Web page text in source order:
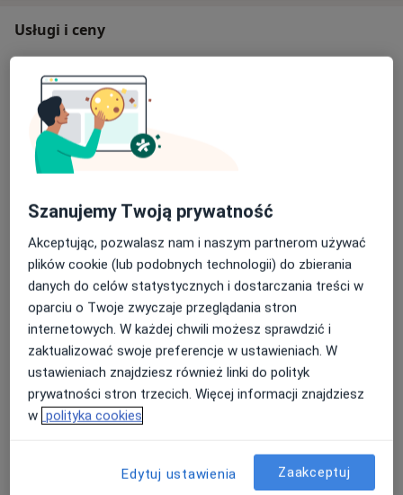
Usługi i ceny
Od 200 zł Szczegóły
Monitorowanie owulacji
200 zł Szczegóły
Założenie wkładki domacicznej miedzianej
Szczegóły
Założenie wkładki domacicznej IUB-Ballerine
1 000 zł Szczegóły
Wszczepienie implantu antykoncepcyjnego Implanton
NXT
1 500 zł Szczegóły
+ 27 usług
W jaki sposób ustalane są ceny?
Szanujemy Twoją prywatność
Akceptując, pozwalasz nam i naszym partnerom używać
plików cookie (lub podobnych technologii) do zbierania
danych do celów statystycznych i dostarczania treści w
oparciu o Twoje zwyczaje przeglądania stron
internetowych. W każdej chwili możesz sprawdzić i
zaktualizować swoje preferencje w ustawieniach. W
ustawieniach znajdziesz również linki do polityk
prywatności stron trzecich. Więcej informacji znajdziesz
w polityka cookies
Edytuj ustawienia Zaakceptuj